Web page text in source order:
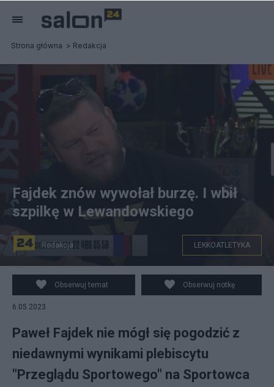
Strona główna Redakcja
Fajdek znów wywołał burzę. I wbił
szpilkę w Lewandowskiego
Redakcja LEKKOATLETYKA
Obserwuj temat Obserwuj notkę
6.05.2023
Paweł Fajdek nie mógł się pogodzić z
niedawnymi wynikami plebiscytu
"Przeglądu Sportowego" na Sportowca